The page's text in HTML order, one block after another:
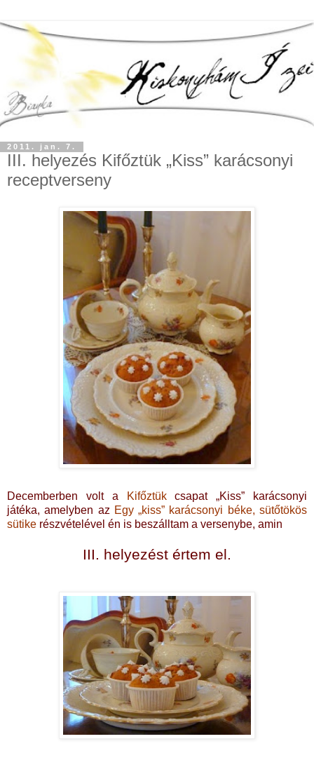
2011. jan. 7.
III. helyezés Kifőztük „Kiss” karácsonyi
receptverseny
Decemberben volt a Kifőztükcsapat „Kiss” karácsonyi
játéka, amelyben az Egy „kiss” karácsonyi béke, sütőtökös
sütike részvételével én is beszálltam a versenybe, amin
III. helyezést értem el.